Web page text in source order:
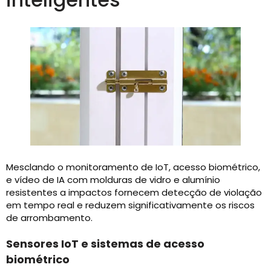
Mesclando o monitoramento de IoT, acesso biométrico,
e vídeo de IA com molduras de vidro e alumínio
resistentes a impactos fornecem detecção de violação
em tempo real e reduzem significativamente os riscos
de arrombamento.
Sensores IoT e sistemas de acesso
biométrico